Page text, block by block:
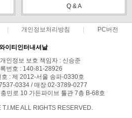
Q & A
개인정보처리방침 PC버전
이티인터내셔날
인정보 보호 책임자 : 신승준
번호 : 140-81-28926
: 제 2012-서울 송파-0330호
0334 / 매장 02-3789-0277
민로 10 가든파이브 툴관 7층 B-68호
ALL RIGHTS RESERVED.